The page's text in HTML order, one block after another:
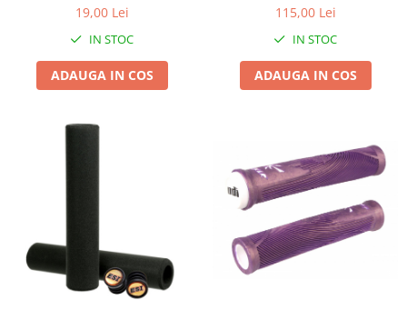
Manete Schimbător, Frâna, Combo
Manete combo
Accesorii
Manșoane
19,00 Lei
IN STOC
ADAUGA IN COS
115,00 Lei
IN STOC
ADAUGA IN COS